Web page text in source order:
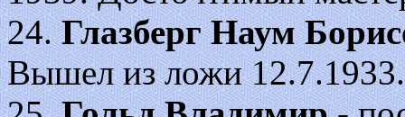
24.Глазберг Наум
Вышел из ложи 12.7.1933.